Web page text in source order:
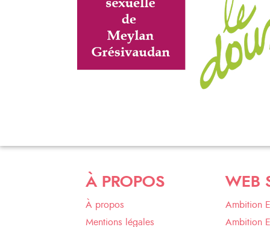
À PROPOS
À propos
Mentions légales
WEB
Ambition
Ambition